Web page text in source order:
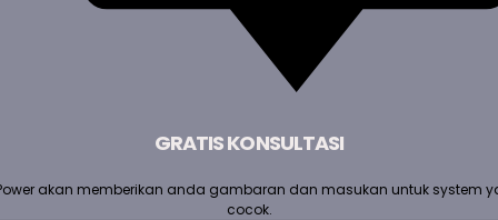
GRATIS KONSULTASI
akan memberikan anda gambaran dan masukan untuk system
cocok.